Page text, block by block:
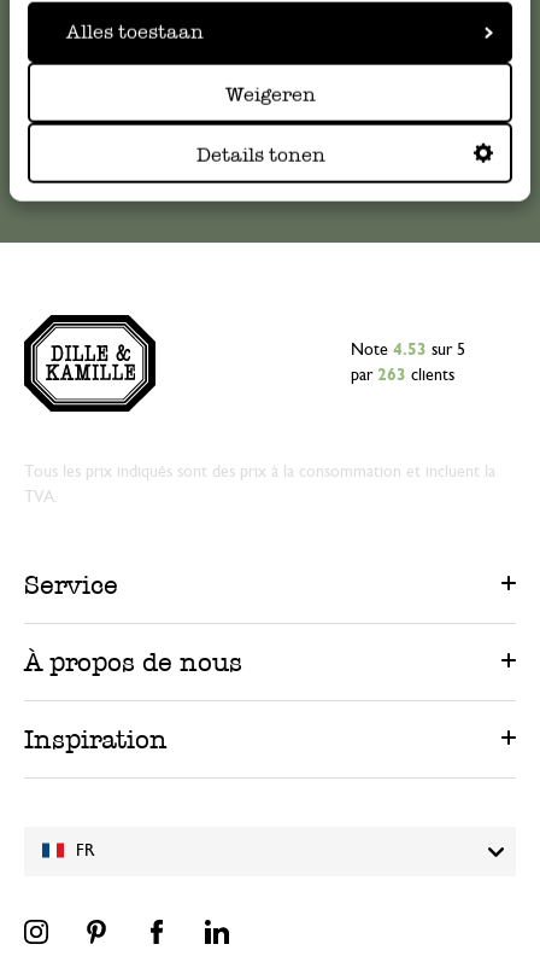
Alles toestaan
Weigeren
Details tonen
serviceclientele@dille-kamille.com
Service client en ligne
FR
Note 4.53 sur 5
par 263 clients
Tous les prix indiqués sont des prix à la consommation et incluent la
TVA.
Service
À propos de nous
Inspiration